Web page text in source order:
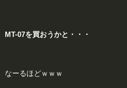
MT-07を買おうかと・・・
なーるほどｗｗｗ